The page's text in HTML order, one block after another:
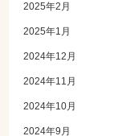
2025年2月
2025年1月
2024年12月
2024年11月
2024年10月
2024年9月